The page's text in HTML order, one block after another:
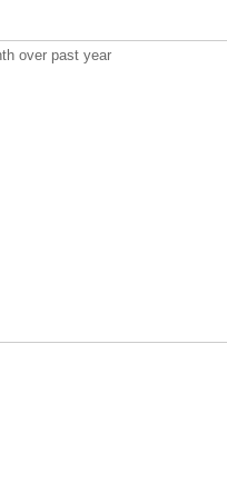
over past year